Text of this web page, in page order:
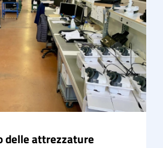
delle attrezzature